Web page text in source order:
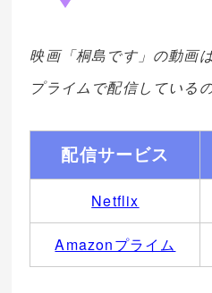
映画「桐島です」の動画
プライムで配信している
配信サービス
Netflix
Amazonプライム